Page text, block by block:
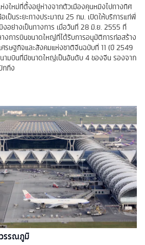
ห่งใหม่ที่ตั้งอยู่ห่างจากตัวเมืองคุนหมิงไปทางทิศ
เป็นระยะทางประมาณ 25 กม. เปิดให้บริการแก่พี่
งอย่างเป็นทางการ เมื่อวันที่ 28 มิ.ย. 2555 ที่
งการบินขนาดใหญ่ที่ได้รับการอนุมัติการก่อสร้าง
รษฐกิจและสังคมแห่งชาติจีนฉบับที่ 11 (ปี 2549
ามบินที่มีขนาดใหญ่เป็นอันดับ 4 ของจีน รองจาก
กกิ่ง
รรณภูมิ